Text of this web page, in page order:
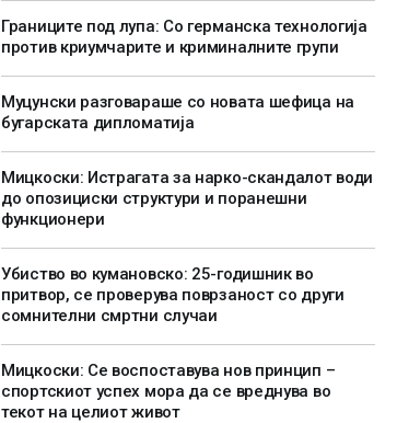
Границите под лупа: Со германска технологија
против криумчарите и криминалните групи
Муцунски разговараше со новата шефица на
бугарската дипломатија
Мицкоски: Истрагата за нарко-скандалот води
до опозициски структури и поранешни
функционери
Убиство во кумановско: 25-годишник во
притвор, се проверува поврзаност со други
сомнителни смртни случаи
Мицкоски: Се воспоставува нов принцип –
спортскиот успех мора да се вреднува во
текот на целиот живот